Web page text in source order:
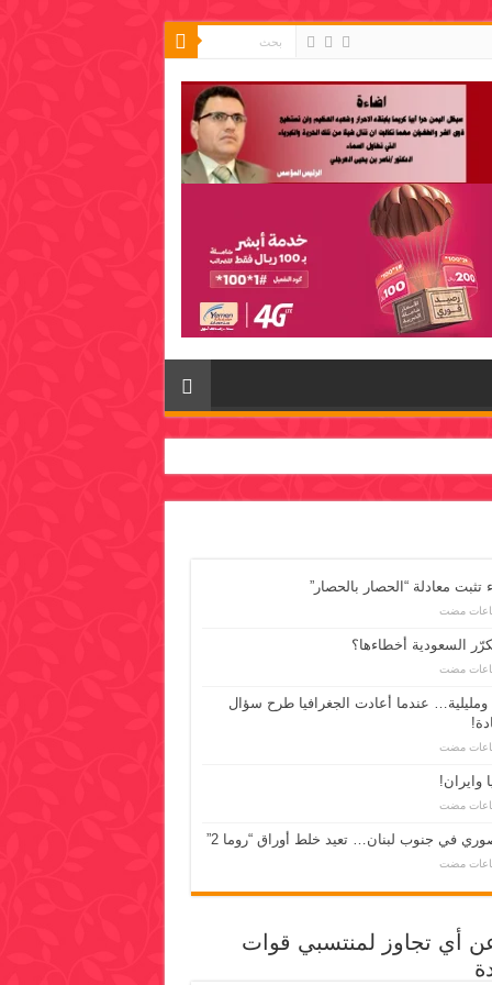
تثبت معادلة “الحصار بالحصار”
السعودية أخطاءها؟
ومليلية… عندما أعادت الجغرافيا طرح سؤال
وايران!
في جنوب لبنان… تعيد خلط أوراق “روما 2”
أي تجاوز لمنتسبي قوات